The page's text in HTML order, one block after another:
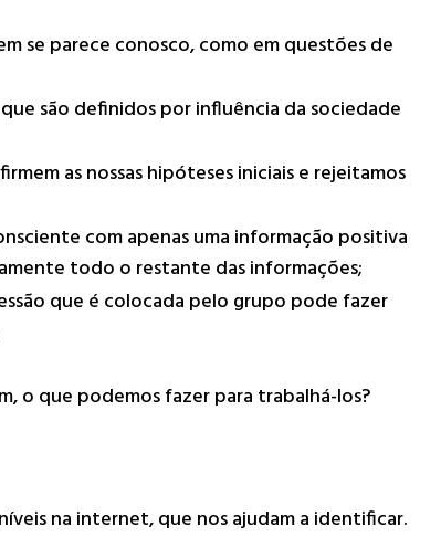
se parece conosco, como em questões de
são definidos por influência da sociedade
as nossas hipóteses iniciais e rejeitamos
com apenas uma informação positiva
todo o restante das informações;
que é colocada pelo grupo pode fazer
o que podemos fazer para trabalhá-los?
na internet, que nos ajudam a identificar.